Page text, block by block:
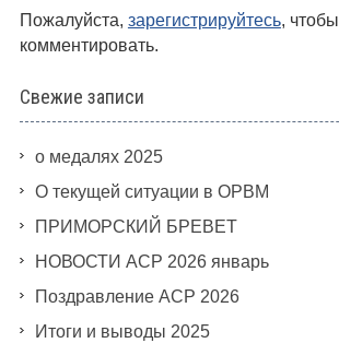
Пожалуйста, зарегистрируйтесь, чтобы
комментировать.
Свежие записи
о медалях 2025
О текущей ситуации в ОРВМ
ПРИМОРСКИЙ БРЕВЕТ
НОВОСТИ АСР 2026 январь
Поздравление АСР 2026
Итоги и выводы 2025